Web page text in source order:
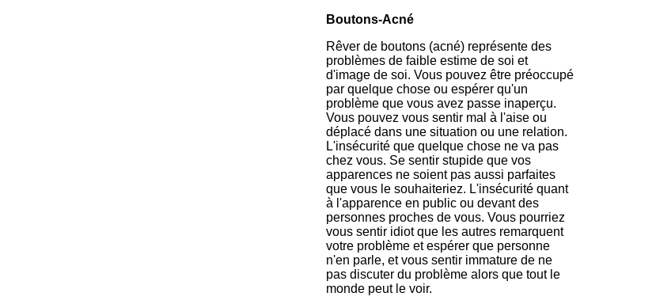
Boutons-Acné
Rêver de boutons (acné) représente des
problèmes de faible estime de soi et
d'image de soi. Vous pouvez être préoccupé
par quelque chose ou espérer qu'un
problème que vous avez passe inaperçu.
Vous pouvez vous sentir mal à l'aise ou
déplacé dans une situation ou une relation.
L'insécurité que quelque chose ne va pas
chez vous. Se sentir stupide que vos
apparences ne soient pas aussi parfaites
que vous le souhaiteriez. L'insécurité quant
à l'apparence en public ou devant des
personnes proches de vous. Vous pourriez
vous sentir idiot que les autres remarquent
votre problème et espérer que personne
n'en parle, et vous sentir immature de ne
pas discuter du problème alors que tout le
monde peut le voir.